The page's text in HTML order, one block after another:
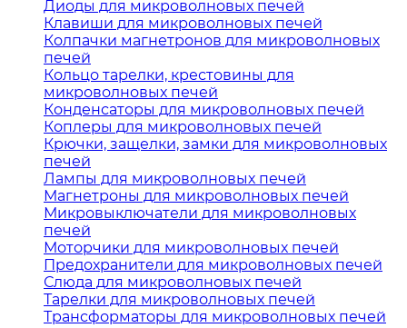
Диоды для микроволновых печей
Клавиши для микроволновых печей
Колпачки магнетронов для микроволновых
печей
Кольцо тарелки, крестовины для
микроволновых печей
Конденсаторы для микроволновых печей
Коплеры для микроволновых печей
Крючки, защелки, замки для микроволновых
печей
Лампы для микроволновых печей
Магнетроны для микроволновых печей
Микровыключатели для микроволновых
печей
Моторчики для микроволновых печей
Предохранители для микроволновых печей
Слюда для микроволновых печей
Тарелки для микроволновых печей
Трансформаторы для микроволновых печей